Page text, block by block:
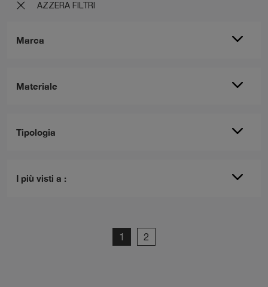
AZZERA FILTRI
Marca
Materiale
Tipologia
I più visti a :
1 2